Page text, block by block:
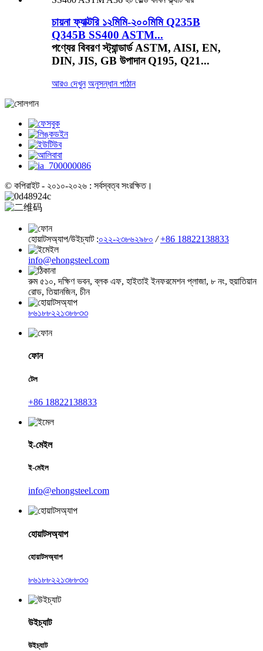
চায়না ফ্যাক্টরি ১২মিমি-২০০মিমি Q235B
Q345B SS400 ASTM...
পণ্যের বিবরণ স্ট্যান্ডার্ড ASTM, AISI, EN,
DIN, JIS, GB উপাদান Q195, Q21...
আরও দেখুন অনুসন্ধান পাঠান
© কপিরাইট - ২০১০-২০২৬ : সর্বস্বত্ব সংরক্ষিত।
হোয়াটসঅ্যাপ/উইচ্যাট :০২২-২৩৮৬২৯৮০ / +86 18822138833
info@ehongsteel.com
রুম ৫১০, দক্ষিণ ভবন, ব্লক এফ, হাইতাই ইনফরমেশন প্লাজা, ৮ নং, হুয়াতিয়ান
রোড, তিয়ানজিন, চীন
৮৬১৮৮২২১৩৮৮৩৩
ফোন
টেল
+86 18822138833
ই-মেইল
ই-মেইল
info@ehongsteel.com
হোয়াটসঅ্যাপ
হোয়াটসঅ্যাপ
৮৬১৮৮২২১৩৮৮৩৩
উইচ্যাট
উইচ্যাট